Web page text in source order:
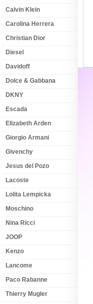
Calvin Klein
Carolina Herrera
Christian Dior
Diesel
Davidoff
Dolce & Gabbana
DKNY
Escada
Elizabeth Arden
Giorgio Armani
Givenchy
Jesus del Pozo
Lacoste
Lolita Lempicka
Moschino
Nina Ricci
JOOP
Kenzo
Lancome
Paco Rabanne
Thierry Mugler